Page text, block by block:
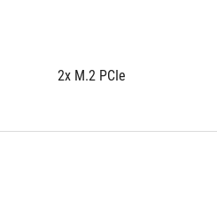
2x M.2 PCIe